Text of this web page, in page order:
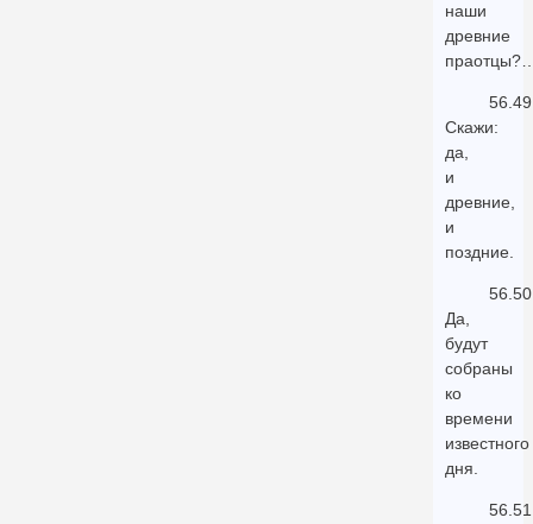
наши
древние
56.49
Скажи:
да,
и
древние,
и
поздние.
56.50
Да,
будут
собраны
ко
времени
известного
дня.
56.51